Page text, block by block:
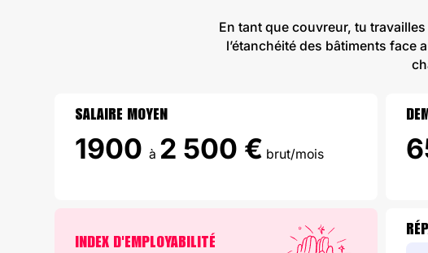
En tant que couvreur, tu
l’étanchéité des bâtiments face
SALAIRE MOYEN
1900à 2 500 € brut/mois
INDEX D'EMPLOYABILITÉ